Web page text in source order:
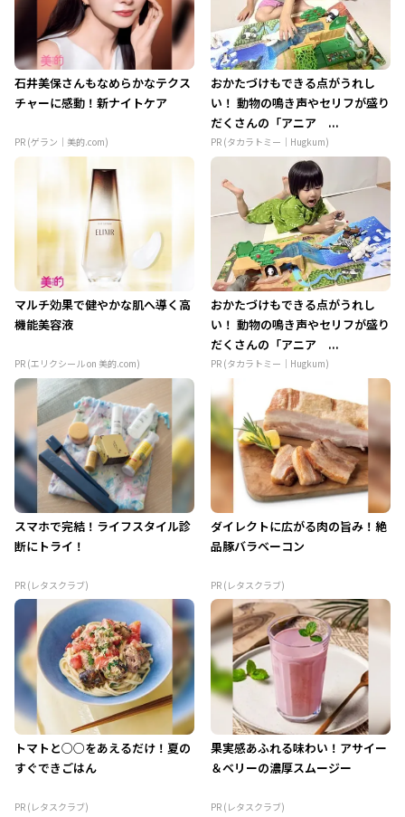
石井美保さんもなめらかなテクス
チャーに感動！新ナイトケア
PR (ゲラン｜美的.com)
おかたづけもできる点がうれし
い！ 動物の鳴き声やセリフが盛り
だくさんの「アニア ...
PR (タカラトミー｜Hugkum)
マルチ効果で健やかな肌へ導く高
機能美容液
PR (エリクシール on 美的.com)
おかたづけもできる点がうれし
い！ 動物の鳴き声やセリフが盛り
だくさんの「アニア ...
PR (タカラトミー｜Hugkum)
スマホで完結！ライフスタイル診
断にトライ！
PR (レタスクラブ)
ダイレクトに広がる肉の旨み！絶
品豚バラベーコン
PR (レタスクラブ)
トマトと○○をあえるだけ！夏の
すぐできごはん
PR (レタスクラブ)
果実感あふれる味わい！アサイー
＆ベリーの濃厚スムージー
PR (レタスクラブ)